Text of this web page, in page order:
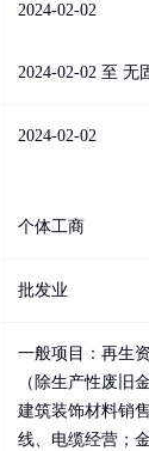
2024-02-02
2024-02-02 至 无
2024-02-02
个体工商
批发业
一般项目：再生
（除生产性废旧
建筑装饰材料销
线、电缆经营；